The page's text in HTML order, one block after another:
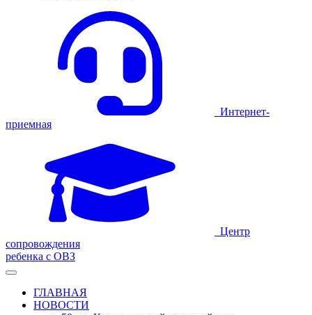
Интернет-
приемная
Центр
сопровождения
ребенка с ОВЗ
ГЛАВНАЯ
НОВОСТИ